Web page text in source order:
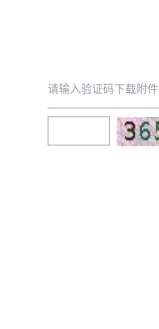
请输入验证码下载附件